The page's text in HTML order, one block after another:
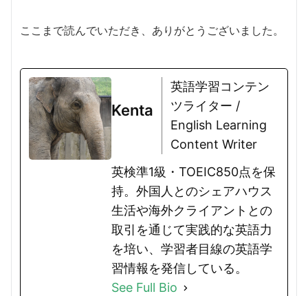
ここまで読んでいただき、ありがとうございました。
Kenta
英語学習コンテン
ツライター /
English Learning
Content Writer
英検準1級・TOEIC850点を保
持。外国人とのシェアハウス
生活や海外クライアントとの
取引を通じて実践的な英語力
を培い、学習者目線の英語学
習情報を発信している。
See Full Bio